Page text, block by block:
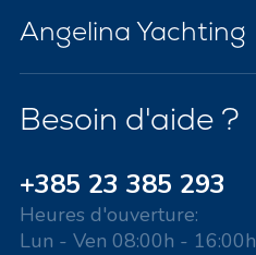
Angelina Yachting
Besoin d'aide ?
+385 23 385 293
Heures d'ouverture:
Lun - Ven 08:00h - 16:00h